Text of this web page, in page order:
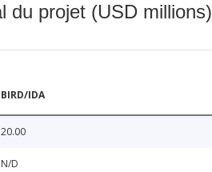
du projet (USD millions)
BIRD/IDA
20.00
N/D